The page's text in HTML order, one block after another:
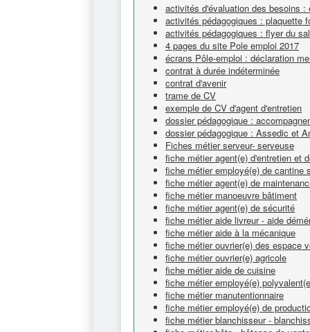
activités d'évaluation des besoins :
activités pédagogiques : plaquette
activités pédagogiques : flyer du
4 pages du site Pole emploi 2017
écrans Pôle-emploi : déclaration
contrat à durée indéterminée
contrat d'avenir
trame de CV
exemple de CV d'agent d'entretien
dossier pédagogique :
dossier pédagogique : Assedic et
Fiches métier serveur- serveuse
fiche métier agent(e) d'entretien et
fiche métier employé(e) de cantine
fiche métier agent(e) de
fiche métier manoeuvre bâtiment
fiche métier agent(e) de sécurité
fiche métier aide livreur - aide
fiche métier aide à la mécanique
fiche métier ouvrier(e) des espace
fiche métier ouvrier(e) agricole
fiche métier aide de cuisine
fiche métier employé(e)
fiche métier manutentionnaire
fiche métier employé(e) de
fiche métier blanchisseur -